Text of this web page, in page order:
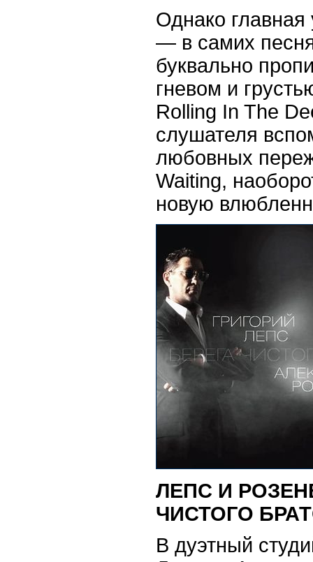
Однако
— в самих
буквально
гневом и
Rolling In The
слушателя
любовных
Waiting,
новую
ЛЕПС И
ЧИСТОГО
В дуэтный